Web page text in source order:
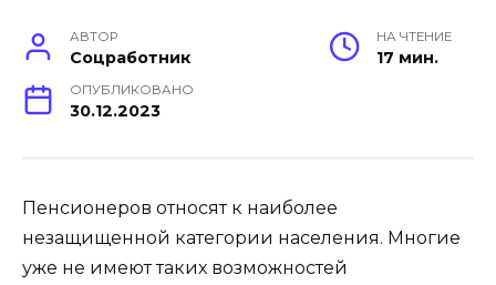
АВТОР
Соцработник
НА ЧТЕНИЕ
17 мин.
ОПУБЛИКОВАНО
30.12.2023
Пенсионеров относят к наиболее
незащищенной категории населения. Многие
уже не имеют таких возможностей